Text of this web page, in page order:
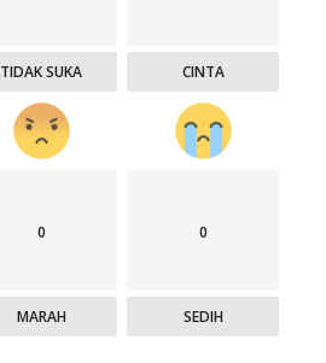
TIDAK SUKA CINTA
0
MARAH
0
SEDIH